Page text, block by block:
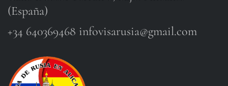
(España)
+34 640369468 infovisarusia@gmail.com